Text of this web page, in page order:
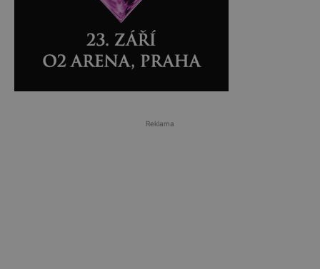
Reklama